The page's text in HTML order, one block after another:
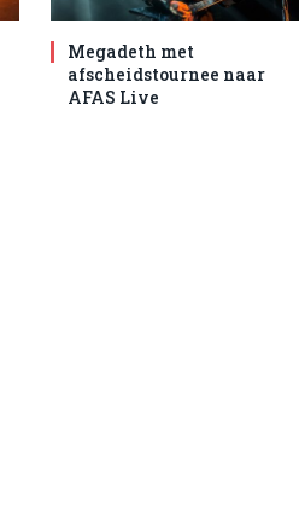
Megadeth met
afscheidstournee naar
AFAS Live